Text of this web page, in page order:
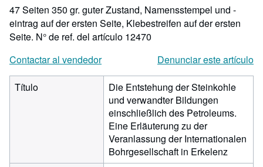
estrellas
47 Seiten 350 gr. guter Zustand, Namensstempel und -
eintrag auf der ersten Seite, Klebestreifen auf der ersten
Seite. N° de ref. del artículo 12470
Contactar al vendedor
Denunciar este artículo
Título
Die Entstehung der Steinkohle
und verwandter Bildungen
einschließlich des Petroleums.
Eine Erläuterung zu der
Veranlassung der Internationalen
Bohrgesellschaft in Erkelenz